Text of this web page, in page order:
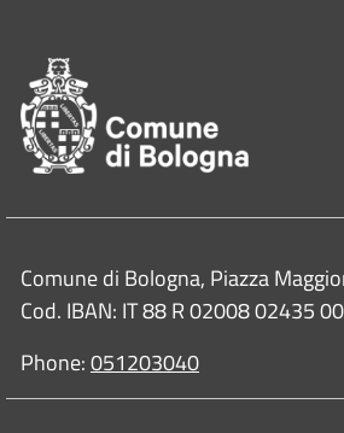
Contacts
Comune di Bologna, Piazza
Cod. IBAN: IT 88 R 02008 02435
Phone:051203040